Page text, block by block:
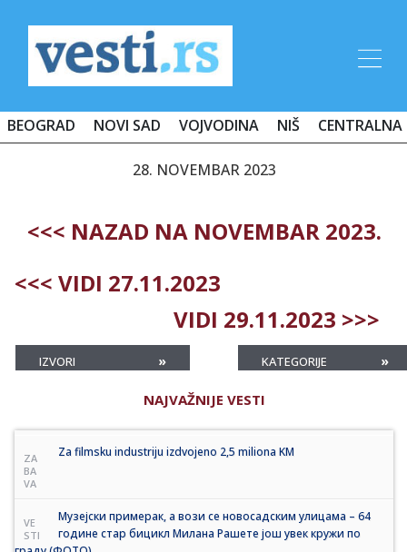
BEOGRAD NOVI SAD VOJVODINA NIŠ CENTRALNA
28. NOVEMBAR 2023
<<< NAZAD NA NOVEMBAR 2023.
<<< VIDI 27.11.2023
VIDI 29.11.2023 >>>
IZVORI » KATEGORIJE »
NAJVAŽNIJE VESTI
ZA
BA
VA
Za filmsku industriju izdvojeno 2,5 miliona KM
VE
STI
Музејски примерак, а вози се новосадским улицама – 64
године стар бицикл Милана Рашете још увек кружи по